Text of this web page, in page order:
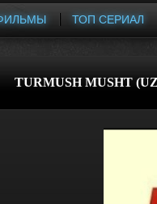
ТОП СЕРИАЛ
TURMUSH MUSHT